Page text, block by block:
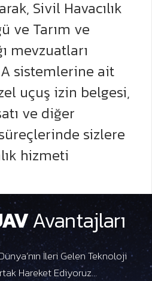
Sivil Havacılık
ve Tarım ve
mevzuatları
sistemlerine ait
uçuş izin belgesi,
ve diğer
sizlere
hizmeti
Avantajları
İleri Gelen Teknoloji
Hareket Ediyoruz…